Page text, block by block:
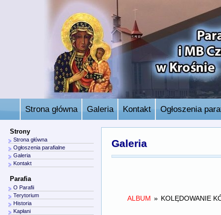
Strona główna Galeria Kontakt Ogłoszenia
Galeria
ALBUM » KOLĘDOWANIE
Strony
Strona główna
Ogłoszenia parafialne
Galeria
Kontakt
Parafia
O Parafii
Terytorium
Historia
Kapłani